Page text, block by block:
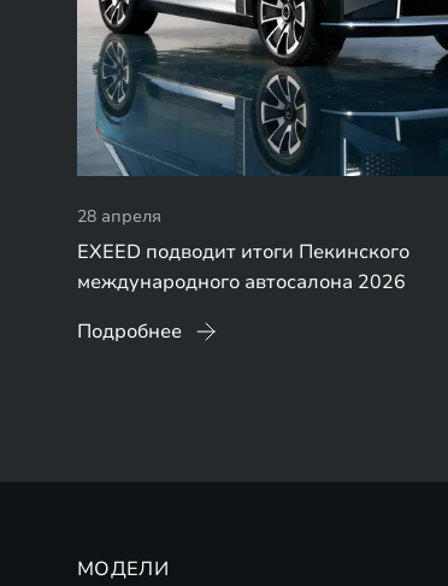
28 апреля
EXEED подводит итоги Пекинского
международного автосалона 2026
Подробнее
МОДЕЛИ